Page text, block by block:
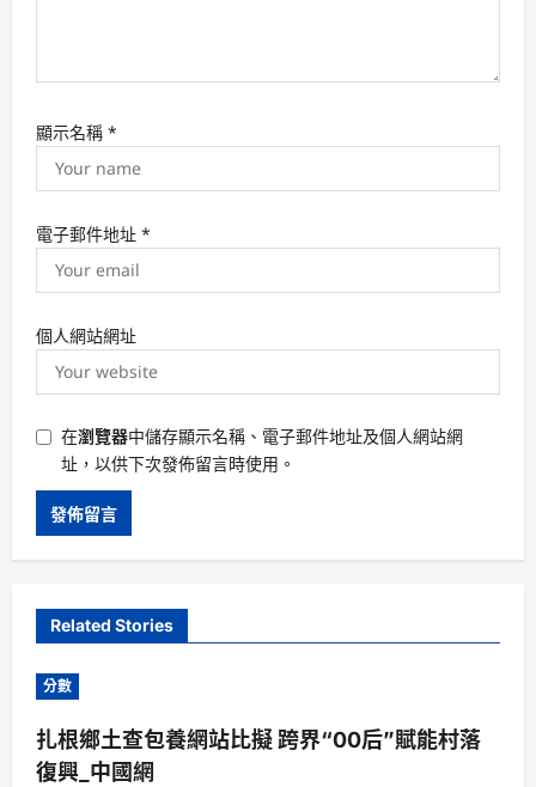
顯示名稱 *
電子郵件地址 *
個人網站網址
在瀏覽器中儲存顯示名稱、電子郵件地址及個人網站網
址，以供下次發佈留言時使用。
Related Stories
分數
扎根鄉土查包養網站比擬 跨界“00后”賦能村落
復興_中國網